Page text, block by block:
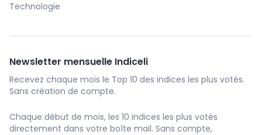
Technologie
Newsletter mensuelle Indiceli
Recevez chaque mois le Top 10 des indices les plus votés.
Sans création de compte.
Chaque début de mois, les 10 indices les plus votés
directement dans votre boîte mail. Sans compte,